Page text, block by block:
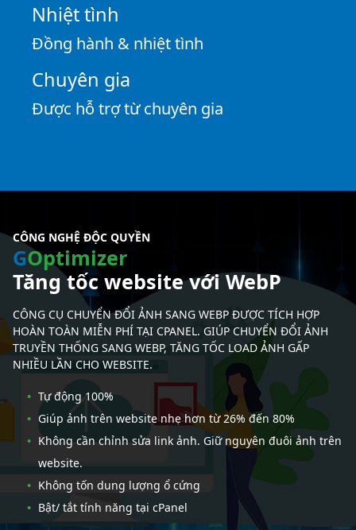
Nhiệt tình
Đồng hành & nhiệt tình
Chuyên gia
Được hỗ trợ từ chuyên gia
CÔNG NGHỆ ĐỘC QUYỀN
GOptimizer
Tăng tốc website với WebP
CÔNG CỤ CHUYỂN ĐỔI ẢNH SANG WEBP ĐƯỢC TÍCH HỢP
HOÀN TOÀN MIỄN PHÍ TẠI CPANEL. GIÚP CHUYỂN ĐỔI ẢNH
TRUYỀN THỐNG SANG WEBP, TĂNG TỐC LOAD ẢNH GẤP
NHIỀU LẦN CHO WEBSITE.
Tự động 100%
Giúp ảnh trên website nhẹ hơn từ 26% đến 80%
Không cần chỉnh sửa link ảnh. Giữ nguyên đuôi ảnh trên
website.
Không tốn dung lượng ổ cứng
Bật/ tắt tính năng tại cPanel